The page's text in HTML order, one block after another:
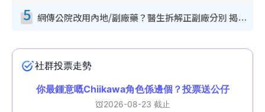
5 網傳公院改用內地/副廠藥？醫生拆解正副廠分別 揭4類人換藥隨時出事